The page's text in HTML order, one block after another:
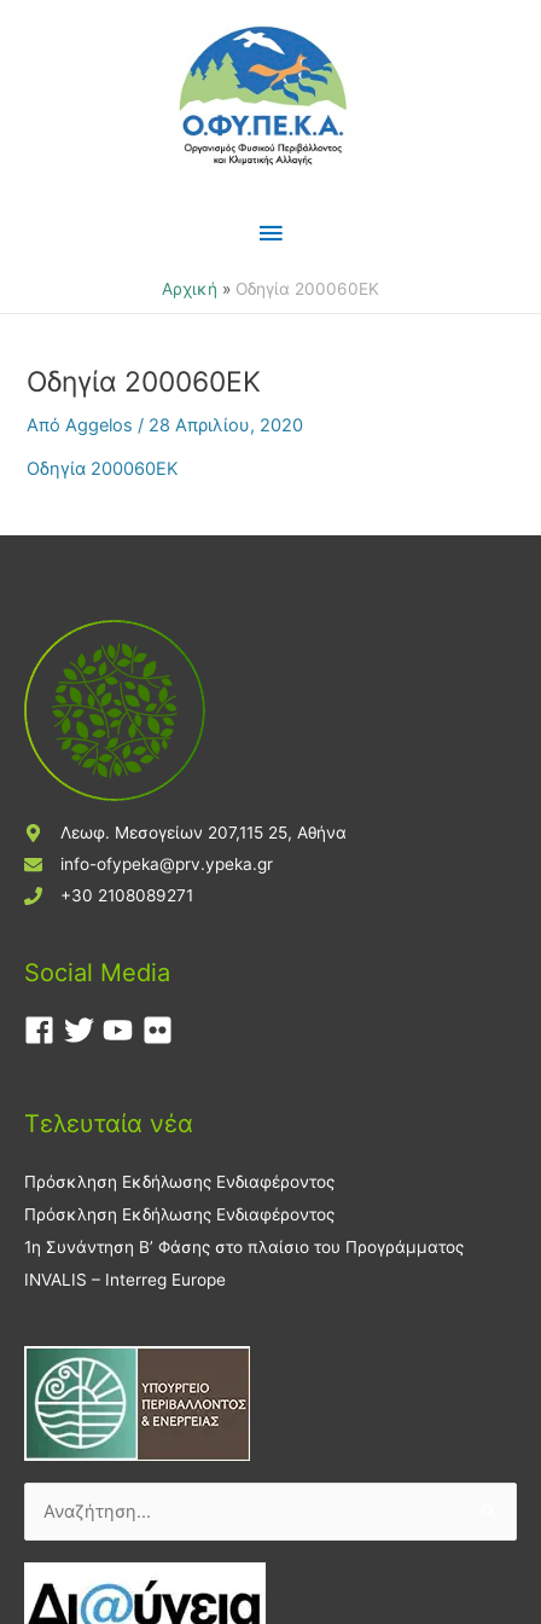
Κύριο
Μενού
Αρχική Οδηγία 200060ΕΚ
Οδηγία 200060ΕΚ
ΑπόAggelos/ 28 Απριλίου, 2020
Οδηγία 200060ΕΚ
Λεωφ. Μεσογείων 207,115 25, Αθήνα
info-ofypeka@prv.ypeka.gr
+30 2108089271
Social Media
Τελευταία νέα
Πρόσκληση Εκδήλωσης Ενδιαφέροντος
Πρόσκληση Εκδήλωσης Ενδιαφέροντος
1η Συνάντηση Β’ Φάσης στο πλαίσιο του Προγράμματος
INVALIS – Interreg Europe
Αναζήτηση